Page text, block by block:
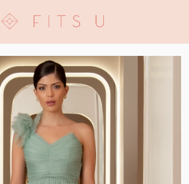
CRIAR NOVA CONTA